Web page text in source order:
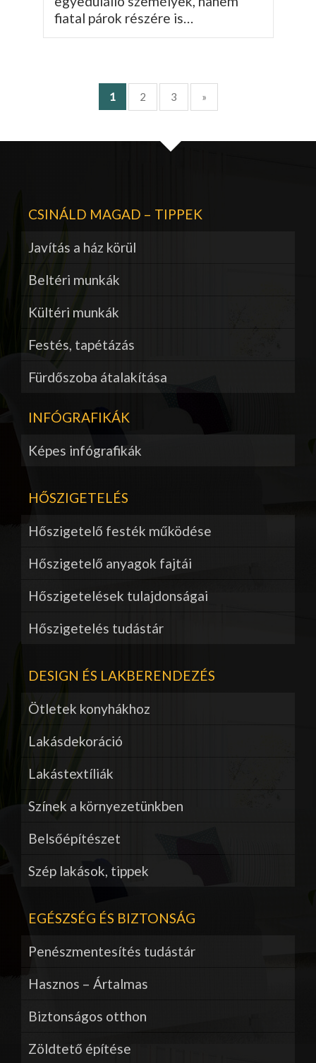
fiatal párok részére is…
1 2 3 »
CSINÁLD MAGAD – TIPPEK
Javítás a ház körül
Beltéri munkák
Kültéri munkák
Festés, tapétázás
Fürdőszoba átalakítása
INFÓGRAFIKÁK
Képes infógrafikák
HŐSZIGETELÉS
Hőszigetelő festék működése
Hőszigetelő anyagok fajtái
Hőszigetelések tulajdonságai
Hőszigetelés tudástár
DESIGN ÉS LAKBERENDEZÉS
Ötletek konyhákhoz
Lakásdekoráció
Lakástextíliák
Színek a környezetünkben
Belsőépítészet
Szép lakások, tippek
EGÉSZSÉG ÉS BIZTONSÁG
Penészmentesítés tudástár
Hasznos – Ártalmas
Biztonságos otthon
Zöldtető építése